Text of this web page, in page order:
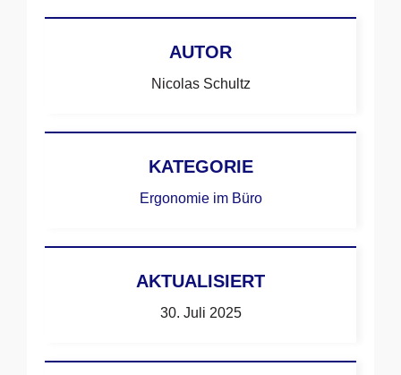
AUTOR
Nicolas Schultz
KATEGORIE
Ergonomie im Büro
AKTUALISIERT
30. Juli 2025